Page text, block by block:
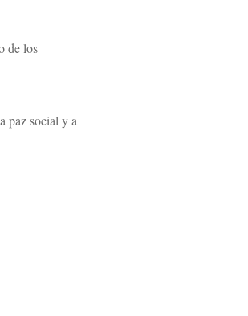
de los
paz social y a